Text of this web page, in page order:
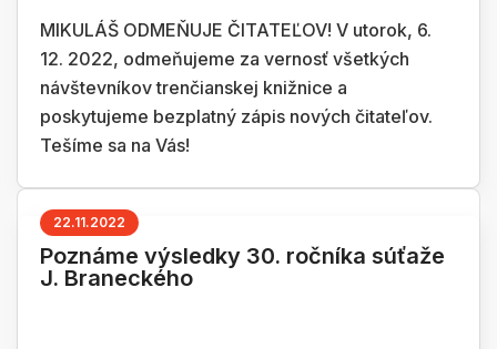
MIKULÁŠ ODMEŇUJE ČITATEĽOV! V utorok, 6.
12. 2022, odmeňujeme za vernosť všetkých
návštevníkov trenčianskej knižnice a
poskytujeme bezplatný zápis nových čitateľov.
Tešíme sa na Vás!
22.11.2022
Poznáme výsledky 30. ročníka súťaže
J. Braneckého